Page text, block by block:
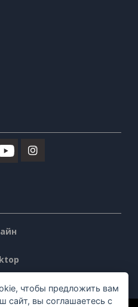
чтобы предложить вам
сайт, вы соглашаетесь с